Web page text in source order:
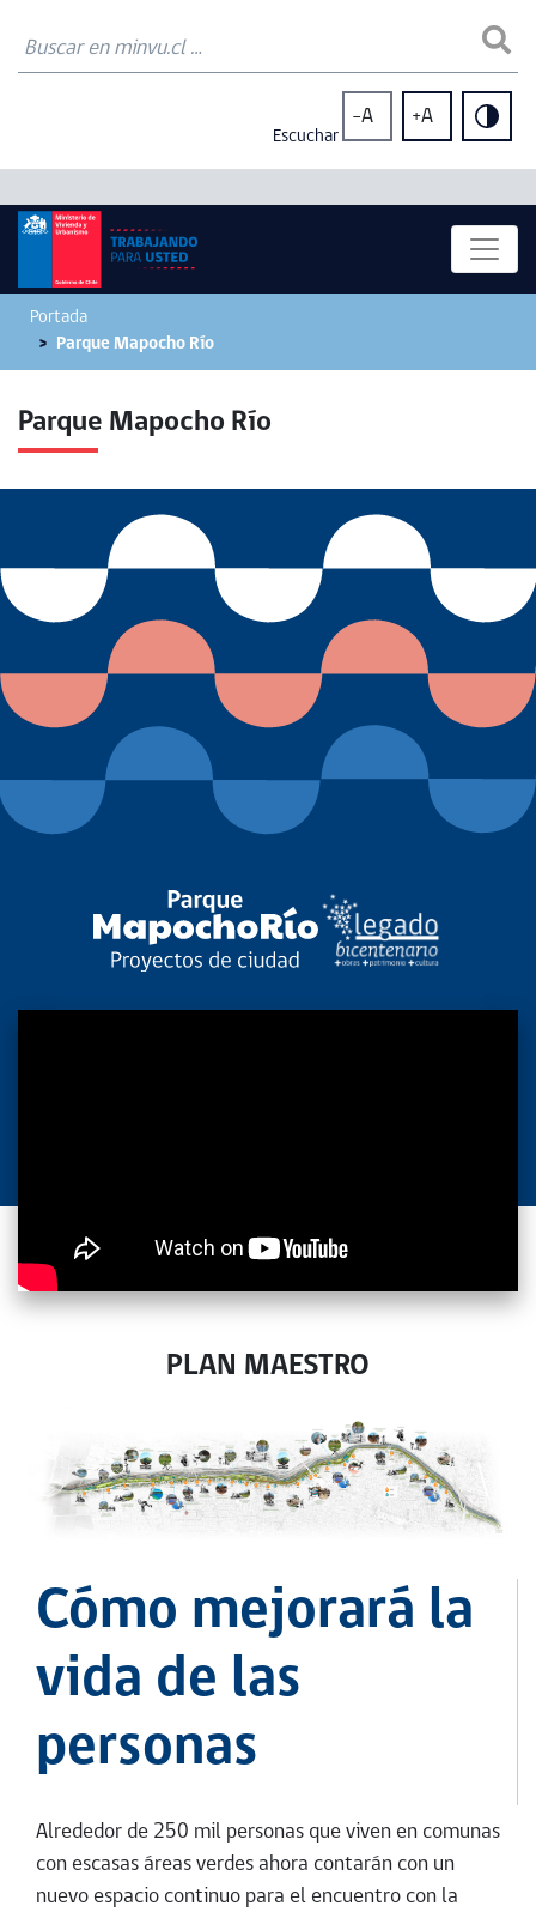
Escuchar
-A +A
Portada
Parque Mapocho Río
Parque Mapocho Río
PLAN MAESTRO
Cómo mejorará la
vida de las
personas
Alrededor de 250 mil personas que viven en comunas
con escasas áreas verdes ahora contarán con un
nuevo espacio continuo para el encuentro con la